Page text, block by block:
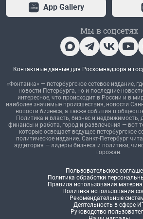
App Gallery
Мы в соцсетях
Контактные данные для Роскомнадзора и
«Фонтанка» — петербургское сетевое издание,
новости Петербурга, но и последние
интересное, что происходит в России и в
наиболее значимые происшествия, новости
новости бизнеса, а также события в
Политика и власть, бизнес и недвижимость,
финансы и работа, город и развлечения — вот
которые освещает ведущее петербургское
политическое издание. Санкт-Петербург
аудитория — лидеры бизнеса и политики,
горожан.
Пользовательское
Политика обработки
Правила использования
Политика использования
Рекомендательные
Деятельность в сфере
Руководство